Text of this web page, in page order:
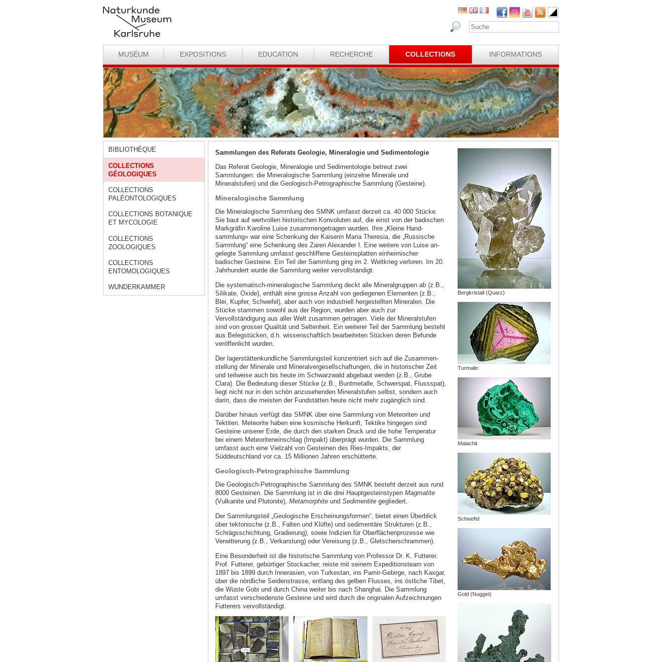
MUSÉUM EXPOSITIONS EDUCATION RECHERCHE COLLECTIONS INFORMATIONS
BIBLIOTHÈQUE
COLLECTIONS
GÉOLOGIQUES
COLLECTIONS
PALÉONTOLOGIQUES
COLLECTIONS BOTANIQUE
ET MYCOLOGIE
COLLECTIONS
ZOOLOGIQUES
COLLECTIONS
ENTOMOLOGIQUES
WUNDERKAMMER
Sammlungen des Referats Geologie, Mineralogie und Sedimentologie
Das Referat Geologie, Mineralogie und Sedimentologie betreut zwei
Sammlungen: die Mineralogische Sammlung (einzelne Minerale und
Mineralstufen) und die Geologisch-Petrographische Sammlung (Gesteine).
Mineralogische Sammlung
Die Mineralogische Sammlung des SMNK umfasst derzeit ca. 40 000 Stücke.
Sie baut auf wertvollen historischen Konvoluten auf, die einst von der badischen
Markgräfin Karoline Luise zusammengetragen wurden. Ihre „Kleine Hand-
sammlung» war eine Schenkung der Kaiserin Maria Theresia, die „Russische
Sammlung“ eine Schenkung des Zaren Alexander I. Eine weitere von Luise an-
gelegte Sammlung umfasst geschliffene Gesteinsplatten einheimischer
badischer Gesteine. Ein Teil der Sammlung ging im 2. Weltkrieg verloren. Im 20.
Jahrhundert wurde die Sammlung weiter vervollständigt.
Die systematisch-mineralogische Sammlung deckt alle Mineralgruppen ab (z.B.,
Silikate, Oxide), enthält eine grosse Anzahl von gediegenen Elementen (z.B.,
Blei, Kupfer, Schwefel), aber auch von industriell hergestellten Mineralen. Die
Stücke stammen sowohl aus der Region, wurden aber auch zur
Vervollständigung aus aller Welt zusammen getragen. Viele der Mineralstufen
sind von grosser Qualität und Seltenheit. Ein weiterer Teil der Sammlung besteht
aus Belegstücken, d.h. wissenschaftlich bearbeiteten Stücken deren Befunde
veröffenlicht wurden.
Der lagerstättenkundliche Sammlungsteil konzentriert sich auf die Zusammen-
stellung der Minerale und Mineralvergesellschaftungen, die in historischer Zeit
und teilweise auch bis heute im Schwarzwald abgebaut werden (z.B., Grube
Clara). Die Bedeutung dieser Stücke (z.B., Buntmetalle, Schwerspat, Flussspat),
liegt nicht nur in den schön anzusehenden Mineralstufen selbst, sondern auch
darin, dass die meisten der Fundstätten heute nicht mehr zugänglich sind.
Darüber hinaus verfügt das SMNK über eine Sammlung von Meteoriten und
Tektiten. Meteorite haben eine kosmische Herkunft, Tektike hingegen sind
Gesteine unserer Erde, die durch den starken Druck und die hohe Temperatur
bei einem Meteoriteneinschlag (Impakt) überprägt wurden. Die Sammlung
umfasst auch eine Vielzahl von Gesteinen des Ries-Impakts, der
Süddeutschland vor ca. 15 Millionen Jahren erschütterte.
Geologisch-Petrographische Sammlung
Die Geologisch-Petrographische Sammlung des SMNK besteht derzeit aus rund
8000 Gesteinen. Die Sammlung ist in die drei Hauptgesteinstypen Magmatite
(Vulkanite und Plutonite), Metamorphiteund Sedimentitegegliedert.
Der Sammlungsteil „Geologische Erscheinungsformen“, bietet einen Überblick
über tektonische (z.B., Falten und Klüfte) und sedimentäre Strukturen (z.B.,
Schrägsschichtung, Gradierung), sowie Indizien für Oberflächenprozesse wie
Verwitterung (z.B., Verkarstung) oder Vereisung (z.B., Gletscherschrammen).
Eine Besonderheit ist die historische Sammlung von Professor Dr. K. Futterer.
Prof. Futterer, gebürtiger Stockacher, reiste mit seinem Expeditionsteam von
1897 bis 1899 durch Innerasien, von Turkestan, ins Pamir-Gebirge, nach Kaxgar,
über die nördliche Seidenstrasse, entlang des gelben Flusses, ins östliche Tibet,
die Wüste Gobi und durch China weiter bis nach Shanghai. Die Sammlung
umfasst verschiedenste Gesteine und wird durch die originalen Aufzeichnungen
Futterers vervollständigt.
Bergkristall (Quarz)
Turmalin
Malachit
Schwefel
Gold (Nugget)